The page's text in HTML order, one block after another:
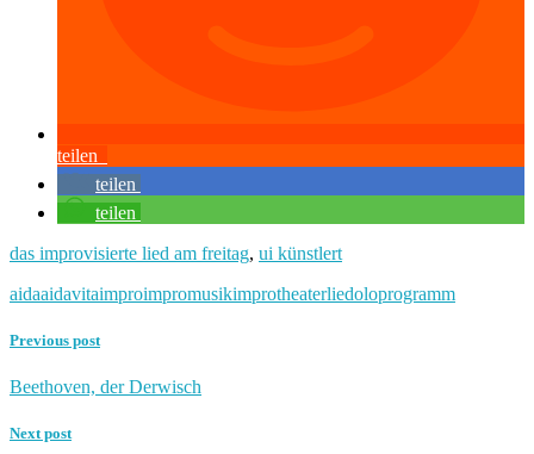
teilen
teilen
teilen
das improvisierte lied am freitag, ui künstlert
aidaaidavitaimproimpromusikimprotheaterliedoloprogramm
Previous post
Beethoven, der Derwisch
Next post